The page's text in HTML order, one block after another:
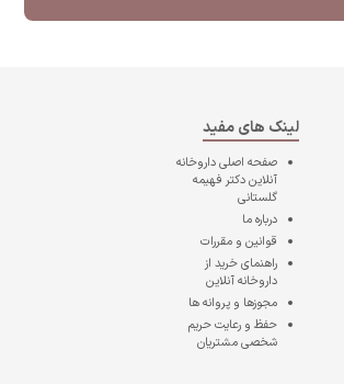
لینک های مفید
صفحه اصلیداروخانه
آنلاین دکتر فهیمه
گلستانی
درباره ما
قوانین و مقررات
راهنمای خرید از
داروخانه آنلاین
مجوزها و پروانه ها
حفظ و رعایت حریم
شخصی مشتریان